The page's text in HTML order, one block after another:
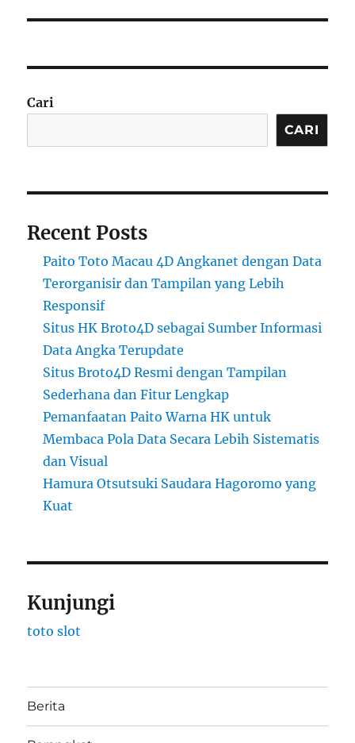
Cari
CARI
Recent Posts
Paito Toto Macau 4D Angkanet dengan Data
Terorganisir dan Tampilan yang Lebih
Responsif
Situs HK Broto4D sebagai Sumber Informasi
Data Angka Terupdate
Situs Broto4D Resmi dengan Tampilan
Sederhana dan Fitur Lengkap
Pemanfaatan Paito Warna HK untuk
Membaca Pola Data Secara Lebih Sistematis
dan Visual
Hamura Otsutsuki Saudara Hagoromo yang
Kuat
Kunjungi
toto slot
Berita